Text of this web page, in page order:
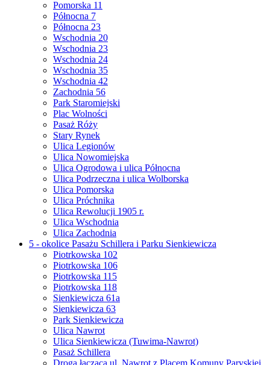
Pomorska 11
Północna 7
Północna 23
Wschodnia 20
Wschodnia 23
Wschodnia 24
Wschodnia 35
Wschodnia 42
Zachodnia 56
Park Staromiejski
Plac Wolności
Pasaż Róży
Stary Rynek
Ulica Legionów
Ulica Nowomiejska
Ulica Ogrodowa i ulica Północna
Ulica Podrzeczna i ulica Wolborska
Ulica Pomorska
Ulica Próchnika
Ulica Rewolucji 1905 r.
Ulica Wschodnia
Ulica Zachodnia
5 - okolice Pasażu Schillera i Parku Sienkiewicza
Piotrkowska 102
Piotrkowska 106
Piotrkowska 115
Piotrkowska 118
Sienkiewicza 61a
Sienkiewicza 63
Park Sienkiewicza
Ulica Nawrot
Ulica Sienkiewicza (Tuwima-Nawrot)
Pasaż Schillera
Droga łącząca ul. Nawrot z Placem Komuny Paryskiej